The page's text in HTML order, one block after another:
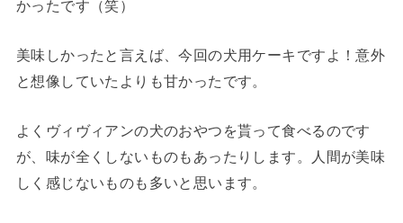
かったです（笑）
美味しかったと言えば、今回の犬用ケーキですよ！意外
と想像していたよりも甘かったです。
よくヴィヴィアンの犬のおやつを貰って食べるのです
が、味が全くしないものもあったりします。人間が美味
しく感じないものも多いと思います。